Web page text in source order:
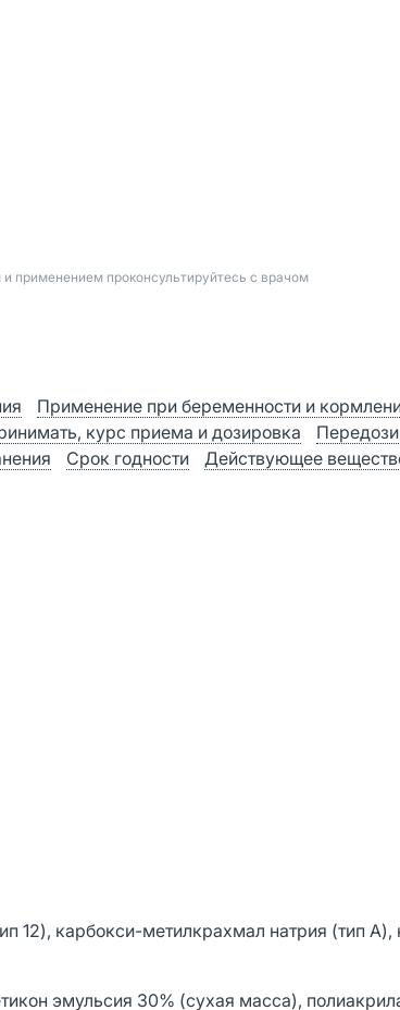
применением проконсультируйтесь с врачом
Применение при беременности и
курс приема и дозировка
Срок годности Действующее
12), карбокси-метилкрахмал натрия (тип А),
эмульсия 30% (сухая масса),